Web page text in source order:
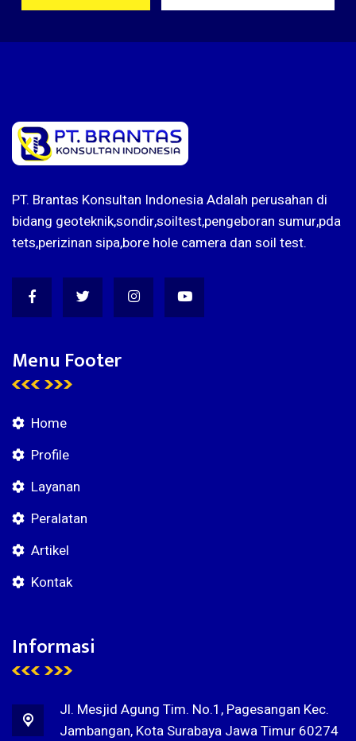
PT. Brantas Konsultan Indonesia Adalah perusahan di
bidang geoteknik,sondir,soiltest,pengeboran sumur,pda
tets,perizinan sipa,bore hole camera dan soil test.
Menu Footer
Home
Profile
Layanan
Peralatan
Artikel
Kontak
Informasi
Jl. Mesjid Agung Tim. No.1, Pagesangan Kec.
Jambangan, Kota Surabaya Jawa Timur 60274